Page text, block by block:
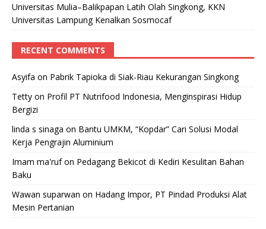
Universitas Mulia–Balikpapan Latih Olah Singkong, KKN
Universitas Lampung Kenalkan Sosmocaf
RECENT COMMENTS
Asyifa on Pabrik Tapioka di Siak-Riau Kekurangan Singkong
Tetty on Profil PT Nutrifood Indonesia, Menginspirasi Hidup
Bergizi
linda s sinaga on Bantu UMKM, “Kopdar” Cari Solusi Modal
Kerja Pengrajin Aluminium
Imam ma'rufon Pedagang Bekicot di Kediri Kesulitan Bahan
Baku
Wawan suparwan on Hadang Impor, PT Pindad Produksi Alat
Mesin Pertanian